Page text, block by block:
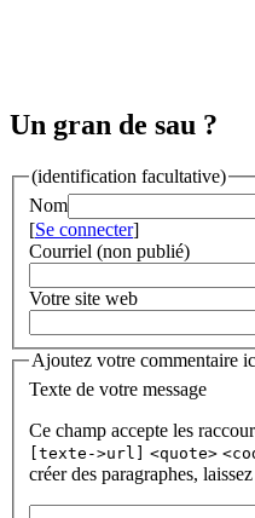
Un gran de sau ?
(identification facultative)
Nom
[Se connecter]
Courriel (non publié)
Votre site web
Ajoutez votre commentaire
Texte de votre message
Ce champ accepte les
[texte->url] <quote>
créer des paragraphes,